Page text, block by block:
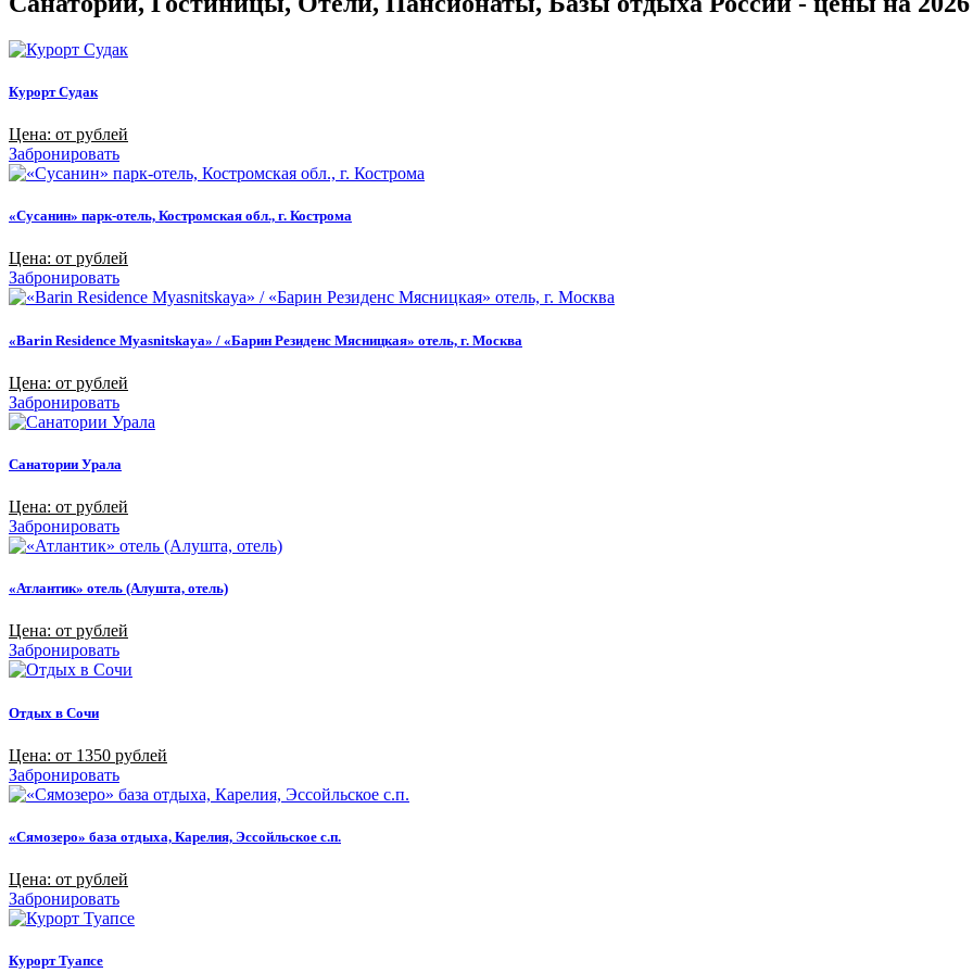
Курорт Судак
Цена: от рублей
Забронировать
«Сусанин» парк-отель, Костромская обл., г. Кострома
Цена: от рублей
Забронировать
«Barin Residence Myasnitskaya» / «Барин Резиденс Мясницкая» отель, г. Москва
Цена: от рублей
Забронировать
Санатории Урала
Цена: от рублей
Забронировать
«Атлантик» отель (Алушта, отель)
Цена: от рублей
Забронировать
Отдых в Сочи
Цена: от 1350 рублей
Забронировать
«Сямозеро» база отдыха, Карелия, Эссойльское с.п.
Цена: от рублей
Забронировать
Курорт Туапсе